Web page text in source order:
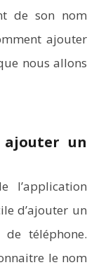
la mise en
de son nom
ajouter
nous allons
ajouter un
l’application
d’ajouter un
téléphone.
le nom